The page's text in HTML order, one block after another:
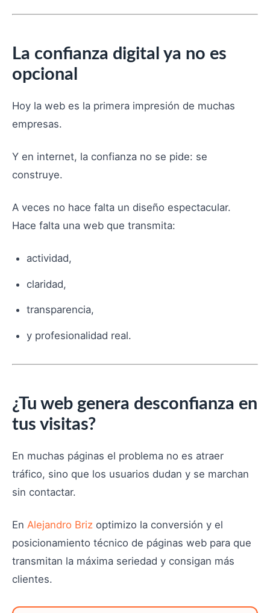
La confianza digital ya no es
opcional
Hoy la web es la primera impresión de muchas
empresas.
Y en internet, la confianza no se pide: se
construye.
A veces no hace falta un diseño espectacular.
Hace falta una web que transmita:
actividad,
claridad,
transparencia,
y profesionalidad real.
¿Tu web genera desconfianza en
tus visitas?
En muchas páginas el problema no es atraer
tráfico, sino que los usuarios dudan y se marchan
sin contactar.
En Alejandro Briz optimizo la conversión y el
posicionamiento técnico de páginas web para que
transmitan la máxima seriedad y consigan más
clientes.